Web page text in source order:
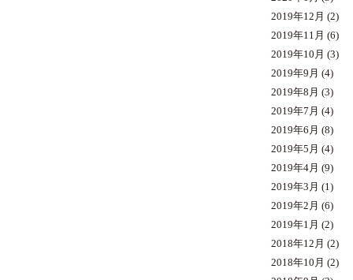
2019年12月 (2)
2019年11月 (6)
2019年10月 (3)
2019年9月 (4)
2019年8月 (3)
2019年7月 (4)
2019年6月 (8)
2019年5月 (4)
2019年4月 (9)
2019年3月 (1)
2019年2月 (6)
2019年1月 (2)
2018年12月 (2)
2018年10月 (2)